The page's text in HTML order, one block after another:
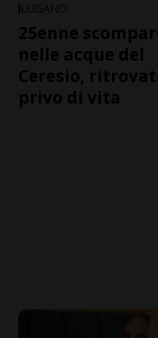
LUGANO
25enne
nelle acque del
Ceresio,
privo di vita